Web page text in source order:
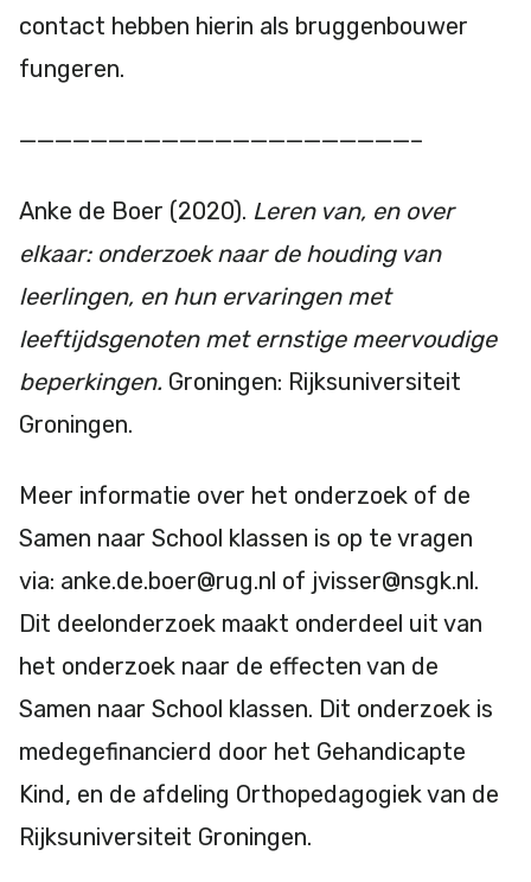
contact hebben hierin als bruggenbouwer
fungeren.
——————————————————————–
Anke de Boer (2020). Leren van, en over
elkaar: onderzoek naar de houding van
leerlingen, en hun ervaringen met
leeftijdsgenoten met ernstige meervoudige
beperkingen. Groningen: Rijksuniversiteit
Groningen.
Meer informatie over het onderzoek of de
Samen naar School klassen is op te vragen
via: anke.de.boer@rug.nl of jvisser@nsgk.nl.
Dit deelonderzoek maakt onderdeel uit van
het onderzoek naar de effecten van de
Samen naar School klassen. Dit onderzoek is
medegefinancierd door het Gehandicapte
Kind, en de afdeling Orthopedagogiek van de
Rijksuniversiteit Groningen.